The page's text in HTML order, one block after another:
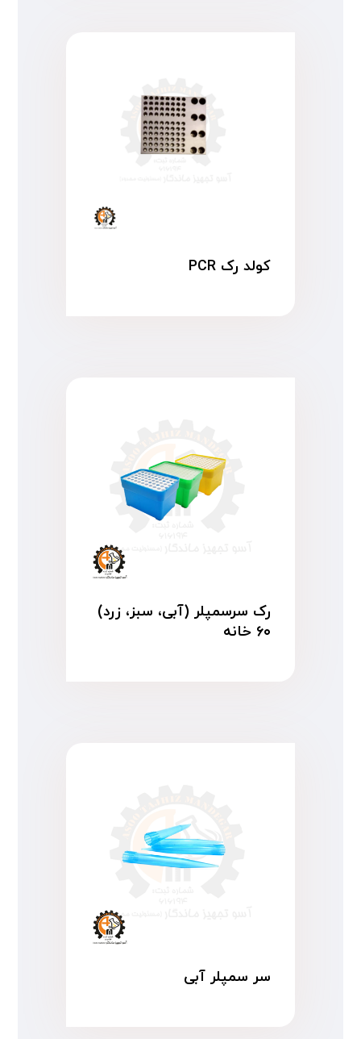
کولد رک PCR
رک سرسمپلر (آبی، سبز، زرد)
۶۰ خانه
سر سمپلر آبی